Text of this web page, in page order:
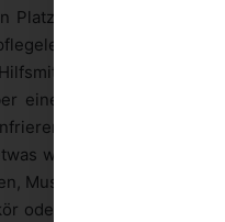
Platz und die Möglichkeit
sind, wirst du
wie einer
einen längeren
der Beeren
weicher als frisch
Mus oder Joghurt sein.
oder Saft sind sie eine